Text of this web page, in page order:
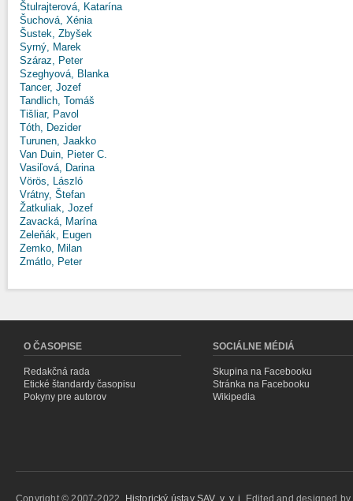
Štulrajterová, Katarína
Šuchová, Xénia
Šustek, Zbyšek
Syrný, Marek
Száraz, Peter
Szeghyová, Blanka
Tancer, Jozef
Tandlich, Tomáš
Tišliar, Pavol
Tóth, Dezider
Turunen, Jaakko
Van Duin, Pieter C.
Vasiľová, Darina
Vörös, László
Vrátny, Štefan
Žatkuliak, Jozef
Zavacká, Marína
Zeleňák, Eugen
Zemko, Milan
Zmátlo, Peter
O ČASOPISE
Redakčná rada
Etické štandardy časopisu
Pokyny pre autorov
SOCIÁLNE MÉDIÁ
Skupina na Facebooku
Stránka na Facebooku
Wikipedia